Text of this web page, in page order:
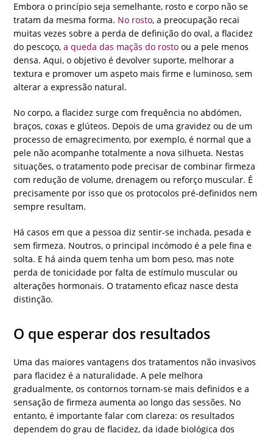
Embora o princípio seja semelhante, rosto e corpo não se
tratam da mesma forma. No rosto, a preocupação recai
muitas vezes sobre a perda de definição do oval, a flacidez
do pescoço,a queda das maçãs do rosto ou a pele menos
densa. Aqui, o objetivo é devolver suporte, melhorar a
textura e promover um aspeto mais firme e luminoso, sem
alterar a expressão natural.
No corpo, a flacidez surge com frequência no abdómen,
braços, coxas e glúteos. Depois de uma gravidez ou de um
processo de emagrecimento, por exemplo, é normal que a
pele não acompanhe totalmente a nova silhueta. Nestas
situações, o tratamento pode precisar de combinar firmeza
com redução de volume, drenagem ou reforço muscular. É
precisamente por isso que os protocolos pré-definidos nem
sempre resultam.
Há casos em que a pessoa diz sentir-se inchada, pesada e
sem firmeza. Noutros, o principal incómodo é a pele fina e
solta. E há ainda quem tenha um bom peso, mas note
perda de tonicidade por falta de estímulo muscular ou
alterações hormonais. O tratamento eficaz nasce desta
distinção.
O que esperar dos resultados
Uma das maiores vantagens dos tratamentos não invasivos
para flacidez é a naturalidade. A pele melhora
gradualmente, os contornos tornam-se mais definidos e a
sensação de firmeza aumenta ao longo das sessões. No
entanto, é importante falar com clareza: os resultados
dependem do grau de flacidez, da idade biológica dos